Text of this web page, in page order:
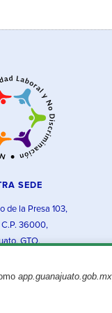
app.guanajuato.gob.mx
SEDE
de la Presa 103,
36000,
GTO.
Aviso legal©